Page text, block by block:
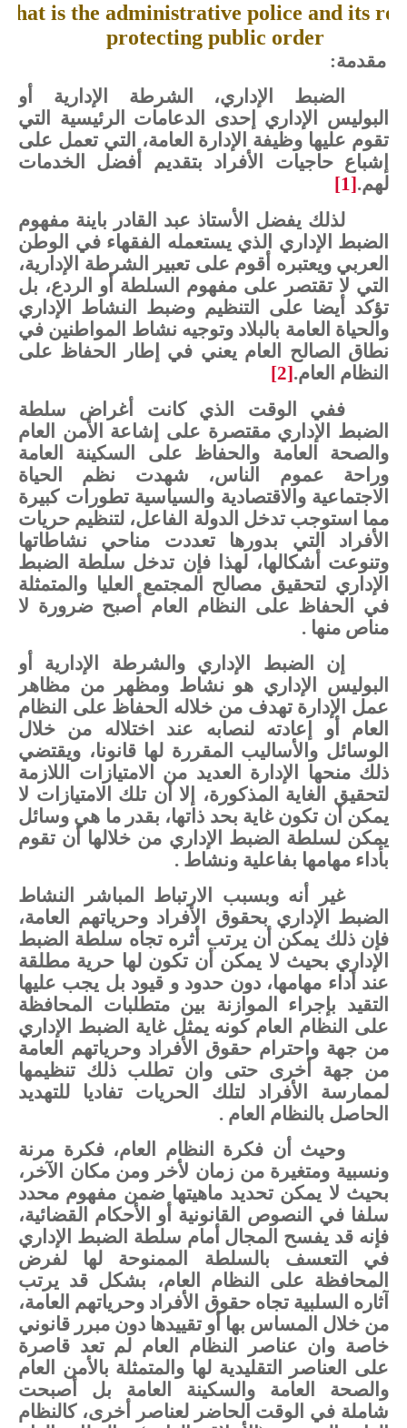
is the administrative police and its
protecting public order
مقدمة:
الضبط
الإداري، الشرطة الإدارية
أو
البوليس
الإداري إحدى الدعامات الرئيسية
التي
تقوم عليها وظيفة الإدارة العامة، التي تعمل على
إشباع حاجيات الأفراد بتقديم
أفضل الخدمات
لهم.
[1]
لذلك يفضل الأستاذ عبد القادر باينة مفهوم
الضبط الإداري الذي يستعمله الفقهاء في الوطن
العربي ويعتبره أقوم على تعبير الشرطة الإدارية،
التي لا تقتصر على مفهوم السلطة أو الردع، بل
تؤكد
أيضا على التنظيم وضبط النشاط
الإداري
والحياة العامة بالبلاد وتوجيه نشاط المواطنين في
نطاق الصالح العام يعني في إطار الحفاظ على
النظام العام.
[2]
ففي
الوقت الذي كانت أغراض
سلطة
الضبط
الإداري مقتصرة على إشاعة الأمن
العام
والصحة
العامة والحفاظ على السكينة
العامة
وراحة
عموم الناس، شهدت نظم
الحياة
الاجتماعية والاقتصادية والسياسية تطورات كبيرة
مما استوجب تدخل الدولة الفاعل، لتنظيم حريات
الأفراد
التي بدورها تعددت مناحي
نشاطاتها
وتنوعت
أشكالها، لهذا فإن تدخل سلطة
الضبط
الإداري لتحقيق مصالح المجتمع العليا والمتمثلة
في
الحفاظ على النظام العام أصبح ضرورة لا
مناص منها .
إن
الضبط الإداري والشرطة الإدارية
أو
البوليس
الإداري هو نشاط ومظهر من مظاهر
عمل الإدارة تهدف من خلاله الحفاظ على النظام
العام
أو إعادته لنصابه عند اختلاله من خلال
الوسائل والأساليب المقررة لها قانونا، ويقتضي
ذلك منحها الإدارة العديد من الامتيازات
اللازمة
لتحقيق
الغاية المذكورة، إلا أن تلك الامتيازات لا
يمكن أن تكون غاية بحد ذاتها، بقدر ما هي وسائل
يمكن لسلطة الضبط الإداري من خلالها أن تقوم
بأداء مهامها بفاعلية ونشاط .
غير
أنه وبسبب الارتباط المباشر
النشاط
الضبط
الإداري بحقوق الأفراد وحرياتهم
العامة،
فإن ذلك يمكن أن يرتب أثره تجاه سلطة الضبط
الإداري بحيث لا يمكن أن تكون لها حرية مطلقة
عند أداء مهامها، دون حدود و قيود بل يجب عليها
التقيد بإجراء الموازنة بين متطلبات
المحافظة
على النظام العام كونه يمثل غاية الضبط
الإداري
من جهة واحترام حقوق الأفراد وحرياتهم
العامة
من جهة أخرى حتى وان تطلب ذلك تنظيمها
لممارسة
الأفراد لتلك الحريات تفاديا
للتهديد
الحاصل بالنظام العام .
وحيث
أن فكرة النظام العام، فكرة مرنة
ونسبية ومتغيرة من زمان لأخر ومن مكان
الآخر،
بحيث لا يمكن تحديد ماهيتها ضمن مفهوم محدد
سلفا في النصوص القانونية أو الأحكام القضائية،
فإنه قد يفسح المجال أمام سلطة الضبط الإداري
في
التعسف بالسلطة الممنوحة لها
لفرض
المحافظة على النظام العام، بشكل قد يرتب
آثاره السلبية تجاه حقوق الأفراد وحرياتهم العامة،
من خلال المساس بها أو تقييدها دون مبرر قانوني
خاصة وان عناصر النظام العام لم تعد قاصرة
على
العناصر التقليدية لها والمتمثلة بالأمن
العام
والصحة
العامة والسكينة العامة بل
أصبحت
شاملة في الوقت الحاضر لعناصر أخرى، كالنظام